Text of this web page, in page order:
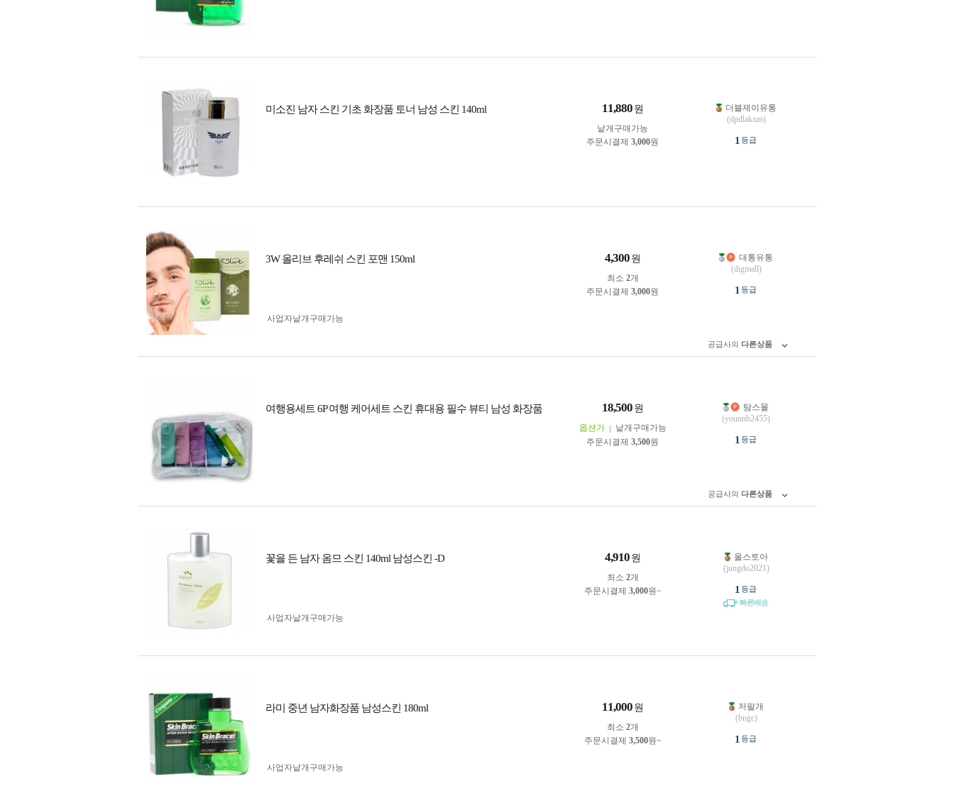
미소진 남자 스킨 기초 화장품 토너 남성 스킨 140ml 11,880 원
낱개구매가능
주문시결제 3,000원
더블제이유통
(dpdlakxm)
1 등급
3W 올리브 후레쉬 스킨 포맨 150ml 4,300 원
최소 2개
주문시결제 3,000원
사업자 낱개구매가능
대통유통
(digmall)
1 등급
공급사의 다른상품
여행용세트 6P 여행 케어세트 스킨 휴대용 필수 뷰티 남성 화장품 18,500 원
옵션가
낱개구매가능
주문시결제 3,500원
탐스몰
(younnb2455)
1 등급
공급사의 다른상품
꽃을 든 남자 옴므 스킨 140ml 남성스킨 -D 4,910 원
최소 2개
주문시결제 3,000원~
사업자 낱개구매가능
올스토아
(jungdo2021)
1 등급
빠른배송
라미 중년 남자화장품 남성스킨 180ml 11,000 원
최소 2개
주문시결제 3,500원~
사업자 낱개구매가능
저팔개
(bngc)
1 등급